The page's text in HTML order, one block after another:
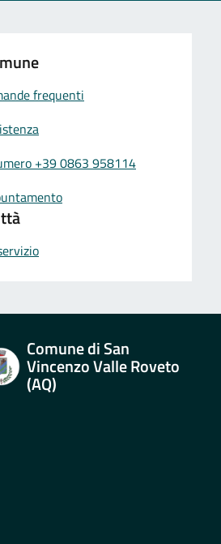
frequenti
+39 0863 958114
Comune di San
Vincenzo Valle Roveto
(AQ)